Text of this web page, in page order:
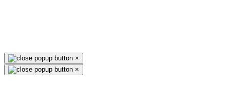
×
×